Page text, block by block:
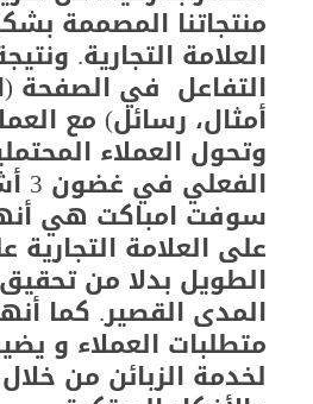
منتجاتنا المصممة
العلامة التجارية.
التفاعل في الصفحة
أمثال، رسائل) مع
وتحول العملاء
سوفت امباكت هي
على العلامة
الطويل بدلا من
المدى القصير. كما
متطلبات العملاء و
لخدمة الزبائن من